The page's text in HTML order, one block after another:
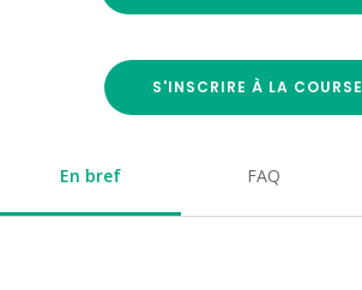
S'INSCRIRE À LA COURSE
En bref FAQ